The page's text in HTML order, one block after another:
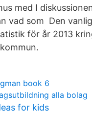
med I
vad som Den
för år 2013
book 6
alla bolag
for kids